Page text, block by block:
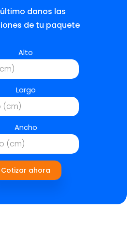
danos las
de tu paquete
Alto
Largo
Ancho
Cotizar ahora